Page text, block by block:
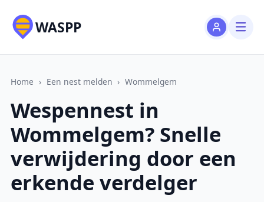
WASPP
Home › Een nest melden › Wommelgem
Wespennest in
Wommelgem? Snelle
verwijdering door een
erkende verdelger